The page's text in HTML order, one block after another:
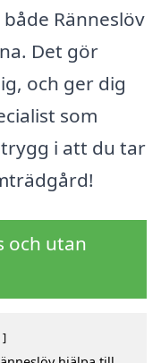
Ränneslöv
Det gör
och ger dig
som
i att du tar
och utan